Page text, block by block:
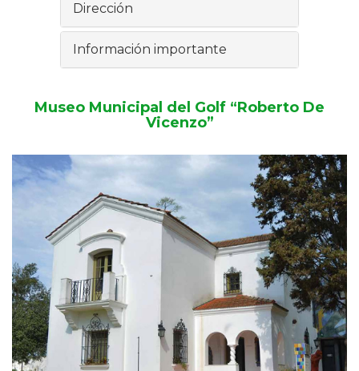
Dirección
Información importante
Museo Municipal del Golf “Roberto De
Vicenzo”